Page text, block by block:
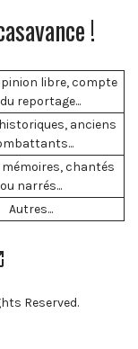
!
libre, compte
reportage...
anciens
mémoires, chantés
ou narrés...
Autres...
Reserved.